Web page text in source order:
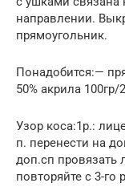
направлении.
прямоугольник.
Понадобится:—
50% акрила
Узор коса:1р.:
п. перенести на
доп.сп провязать
повторяйте с 3-го